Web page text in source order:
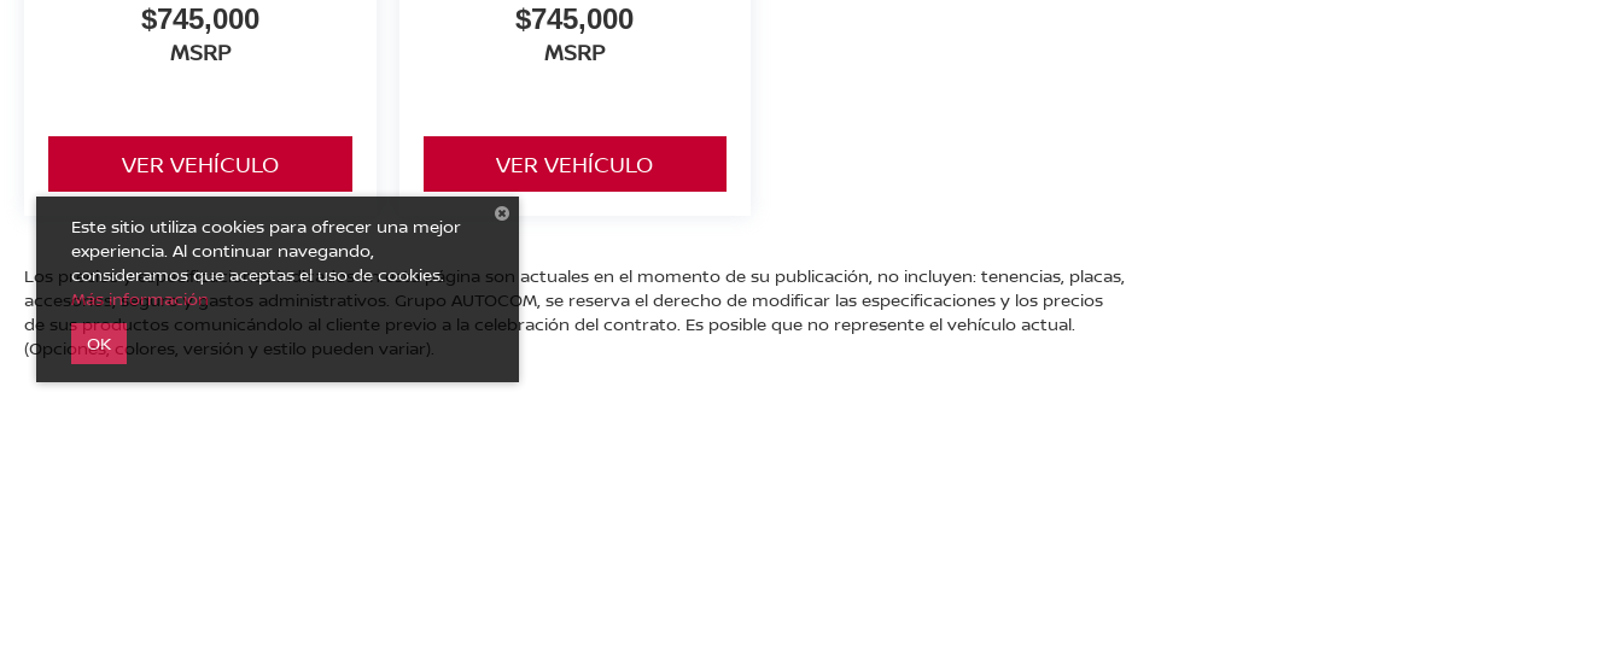
$745,000
MSRP
VER VEHÍCULO
$745,000
MSRP
VER VEHÍCULO
Los precios y especificaciones indicados en esta página son actuales en el momento de su publicación, no incluyen: tenencias, placas,
accesorios, seguro y gastos administrativos. Grupo AUTOCOM, se reserva el derecho de modificar las especificaciones y los precios
de sus productos comunicándolo al cliente previo a la celebración del contrato. Es posible que no represente el vehículo actual.
(Opciones, colores, versión y estilo pueden variar).
Este sitio utiliza cookies para ofrecer una mejor
experiencia. Al continuar navegando,
consideramos que aceptas el uso de cookies.
Más información
OK